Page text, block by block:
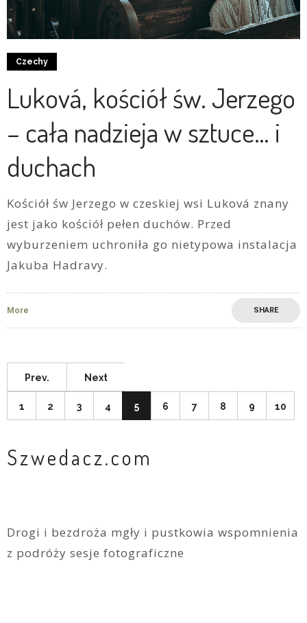
Czechy
Luková, kościół św. Jerzego
– cała nadzieja w sztuce… i
duchach
Kościół św Jerzego w czeskiej wsi Luková znany
jest jako kościół pełen duchów. Przed
wyburzeniem uchroniła go nietypowa instalacja
Jakuba Hadravy.
More SHARE
Prev. Next
1 2 3 4 5 6 7 8 9 10
Szwedacz.com
Drogi i bezdroża mgły i pustkowia wspomnienia
z podróży sesje fotograficzne